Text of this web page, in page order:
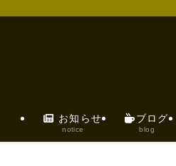
お知らせ
notice
ブログ
blog